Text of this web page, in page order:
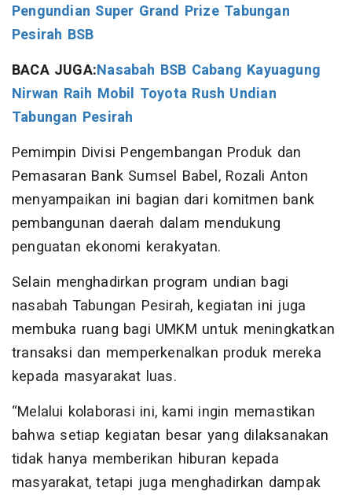
Pengundian Super Grand Prize Tabungan
Pesirah BSB
BACA JUGA:Nasabah BSB Cabang Kayuagung
Nirwan Raih Mobil Toyota Rush Undian
Tabungan Pesirah
Pemimpin Divisi Pengembangan Produk dan
Pemasaran Bank Sumsel Babel, Rozali Anton
menyampaikan ini bagian dari komitmen bank
pembangunan daerah dalam mendukung
penguatan ekonomi kerakyatan.
Selain menghadirkan program undian bagi
nasabah Tabungan Pesirah, kegiatan ini juga
membuka ruang bagi UMKM untuk meningkatkan
transaksi dan memperkenalkan produk mereka
kepada masyarakat luas.
“Melalui kolaborasi ini, kami ingin memastikan
bahwa setiap kegiatan besar yang dilaksanakan
tidak hanya memberikan hiburan kepada
masyarakat, tetapi juga menghadirkan dampak